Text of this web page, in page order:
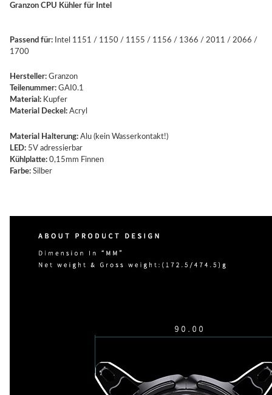
Granzon CPU Kühler für Intel
Passend für:
Intel 1151 / 1150 / 1155 / 1156 / 1366 / 2011 / 2066 /
1700
Hersteller: Granzon
Teilenummer: GAI0.1
Material: Kupfer
Material Deckel: Acryl
Material Halterung: Alu (kein Wasserkontakt!)
LED: 5V adressierbar
Kühlplatte: 0,15mm Finnen
Farbe: Silber